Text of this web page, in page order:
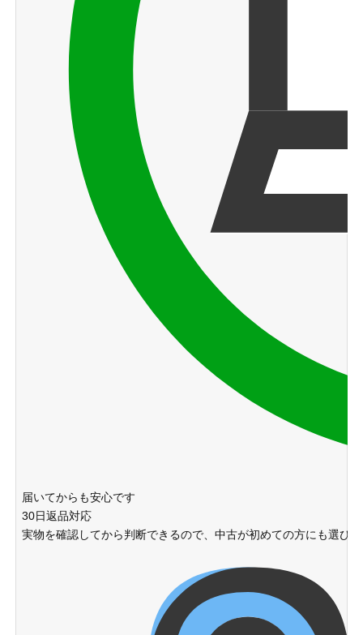
届いてからも安心です
30日返品対応
実物を確認してから判断できるので、中古が初めての方にも選び